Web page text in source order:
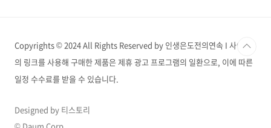
비공개 간부회의..
Copyrights © 2024 All Rights Reserved by 인생은도전의연속 I 사이트
의 링크를 사용해 구매한 제품은 제휴 광고 프로그램의 일환으로, 이에 따른
일정 수수료를 받을 수 있습니다.
Designed by 티스토리